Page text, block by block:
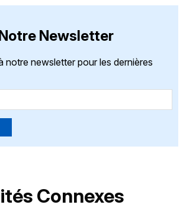
Newsletter
notre newsletter pour les dernières
Connexes